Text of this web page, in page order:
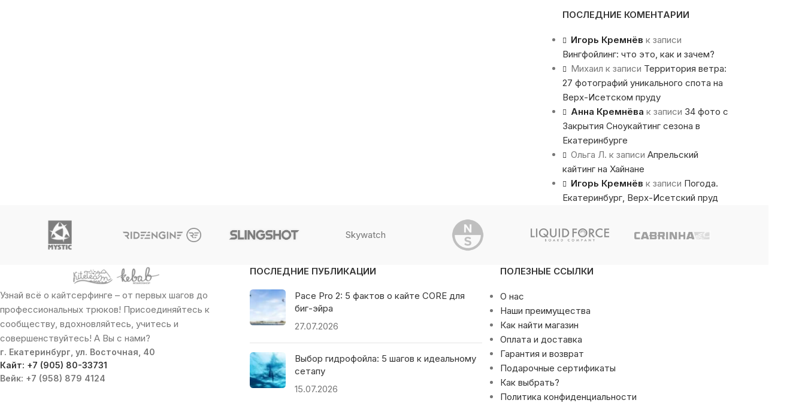
ПОСЛЕДНИЕ КОМЕНТАРИИ
Игорь Кремнёв к записи
Вингфойлинг: что это, как и зачем?
Михаил к записи Территория ветра:
27 фотографий уникального спота на
Верх-Исетском пруду
Анна Кремнёва к записи 34 фото с
Закрытия Сноукайтинг сезона в
Екатеринбурге
Ольга Л. к записи Апрельский
кайтинг на Хайнане
Игорь Кремнёв к записи Погода.
Екатеринбург, Верх-Исетский пруд
Skywatch
Узнай всё о кайтсерфинге – от первых шагов до
профессиональных трюков! Присоединяйтесь к
сообществу, вдохновляйтесь, учитесь и
совершенствуйтесь! А Вы с нами?
г. Екатеринбург, ул. Восточная, 40
Кайт: +7 (905) 80-33731
Вейк: +7 (958) 879 4124
ПОСЛЕДНИЕ ПУБЛИКАЦИИ
Pace Pro 2: 5 фактов о кайте CORE для
биг-эйра
27.07.2026
Выбор гидрофойла: 5 шагов к идеальному
сетапу
15.07.2026
ПОЛЕЗНЫЕ ССЫЛКИ
О нас
Наши преимущества
Как найти магазин
Оплата и доставка
Гарантия и возврат
Подарочные сертификаты
Как выбрать?
Политика конфиденциальности